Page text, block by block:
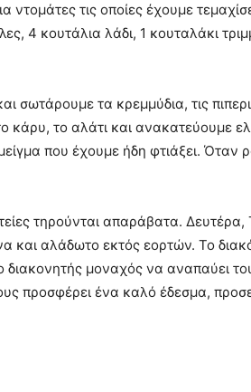
τις οποίες έχουμε
4 κουτάλια λάδι, 1 κουταλάκι
σωτάρουμε τα κρεμμύδια, τις
κάρυ, το αλάτι και ανακατεύουμε
που έχουμε ήδη φτιάξει. Όταν
τηρούνται απαράβατα. Δευτέρα,
και αλάδωτο εκτός εορτών. Το
διακονητής μοναχός να αναπαύει
προσφέρει ένα καλό έδεσμα,